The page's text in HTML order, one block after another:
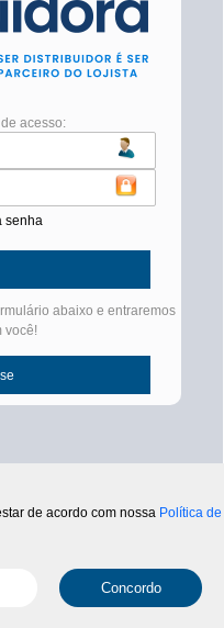
acesso:
senha
abaixo e entraremos
você!
de acordo com nossa Política de